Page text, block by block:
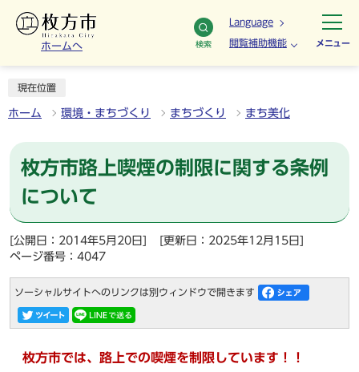
ホームへ 検索
Language
閲覧補助機能 メニュー
現在位置
ホーム 環境・まちづくり まちづくり まち美化
枚方市路上喫煙の制限に関する条例
について
[公開日：2014年5月20日]
[更新日：2025年12月15日]
ページ番号：4047
ソーシャルサイトへのリンクは別ウィンドウで開きます
枚方市では、路上での喫煙を制限しています！！